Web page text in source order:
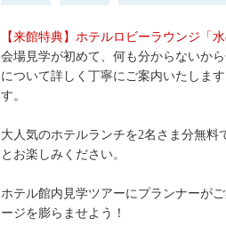
【来館特典】ホテルロビーラウンジ「
会場見学が初めて、何も分からないか
について詳しく丁寧にご案内いたしま
す。
大人気のホテルランチを2名さま分無
とお楽しみください。
ホテル館内見学ツアーにプランナーが
ージを膨らませよう！